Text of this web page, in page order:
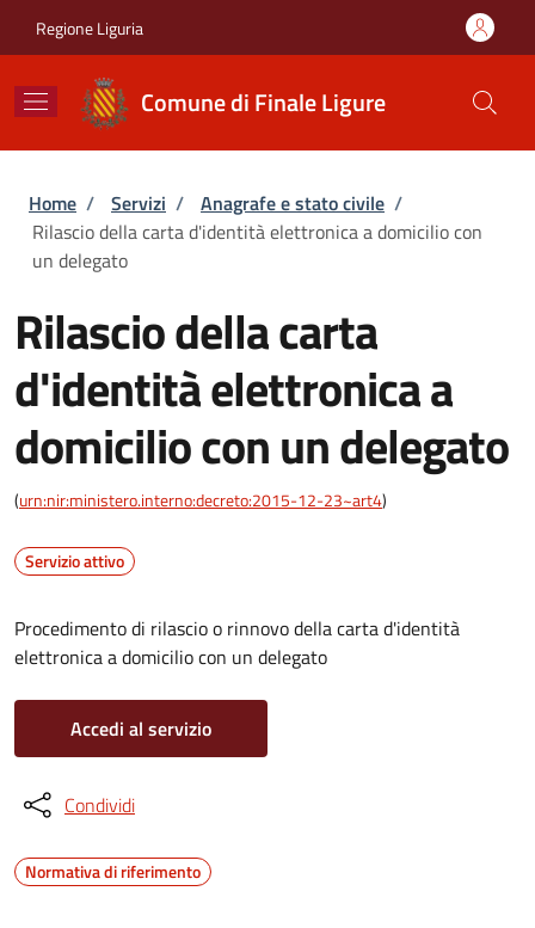
Regione Liguria
Comune di Finale Ligure
Briciole di pane
Home / Servizi / Anagrafe e stato civile /
Rilascio della carta d'identità elettronica a domicilio con
un delegato
Rilascio della carta
d'identità elettronica a
domicilio con un delegato
(urn:nir:ministero.interno:decreto:2015-12-23~art4)
Servizio attivo
Procedimento di rilascio o rinnovo della carta d'identità
elettronica a domicilio con un delegato
Accedi al servizio
Condividi
Normativa di riferimento